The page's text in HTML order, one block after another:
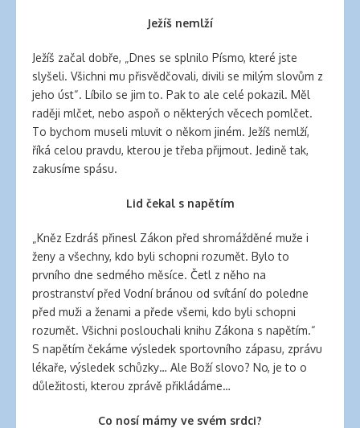
Ježíš nemlží
Ježíš začal dobře, „Dnes se splnilo Písmo, které jste
slyšeli. Všichni mu přisvědčovali, divili se milým slovům z
jeho úst“. Líbilo se jim to. Pak to ale celé pokazil. Měl
raději mlčet, nebo aspoň o některých věcech pomlčet.
To bychom museli mluvit o někom jiném. Ježíš nemlží,
říká celou pravdu, kterou je třeba přijmout. Jedině tak,
zakusíme spásu.
Lid čekal s napětím
„Kněz Ezdráš přinesl Zákon před shromážděné muže i
ženy a všechny, kdo byli schopni rozumět. Bylo to
prvního dne sedmého měsíce. Četl z něho na
prostranství před Vodní bránou od svítání do poledne
před muži a ženami a přede všemi, kdo byli schopni
rozumět. Všichni poslouchali knihu Zákona s napětím.“
S napětím čekáme výsledek sportovního zápasu, zprávu
lékaře, výsledek schůzky… Ale Boží slovo? No, je to o
důležitosti, kterou zprávě přikládáme…
Co nosí mámy ve svém srdci?